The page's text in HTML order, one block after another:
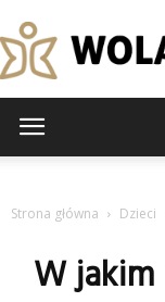
Strona główna Dzieci
W